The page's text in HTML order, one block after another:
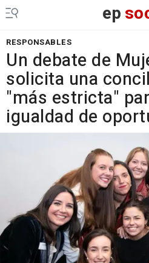
ep
RESPONSABLES
Un debate de
solicita una
"más estricta"
igualdad de